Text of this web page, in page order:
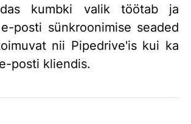
kumbki valik töötab ja
posti sünkroonimise seaded
nii Pipedrive'is kui ka
posti kliendis.